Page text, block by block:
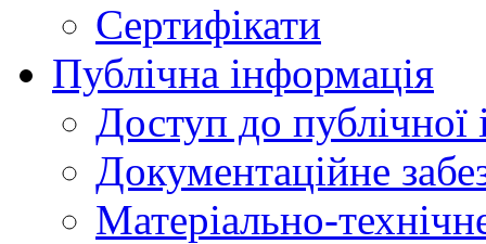
Сертифікати
Публічна інформація
Доступ до публічної
Документаційне
Матеріально-